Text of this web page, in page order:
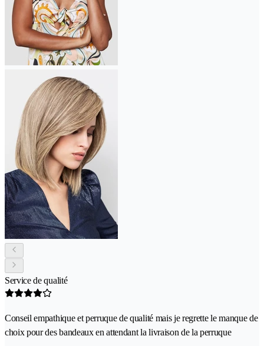
Service de qualité
Conseil empathique et perruque de qualité mais je regrette le manque de
choix pour des bandeaux en attendant la livraison de la perruque